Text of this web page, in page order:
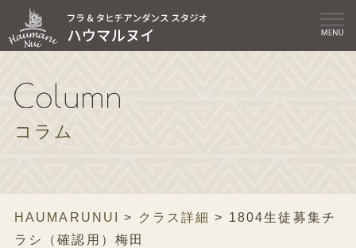
コラム
HAUMARUNUI > クラス詳細 > 1804生徒募集チ
ラシ（確認用）梅田